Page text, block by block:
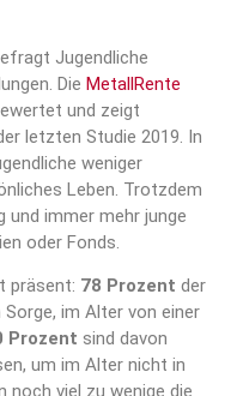
Jugendliche
Die MetallRente
und zeigt
letzten Studie 2019. In
weniger
Leben. Trotzdem
und immer mehr junge
oder Fonds.
präsent: 78 Prozent der
im Alter von einer
Prozent sind davon
um im Alter nicht in
viel zu wenige die